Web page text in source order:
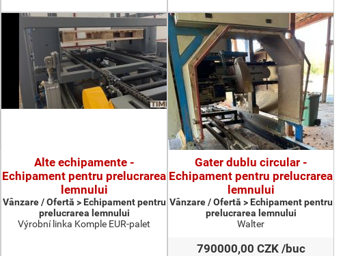
Alte echipamente -
Echipament pentru prelucrarea
lemnului
Vânzare / Ofertă > Echipament pentru
prelucrarea lemnului
Výrobní linka Komple EUR-palet
Gater dublu circular -
Echipament pentru prelucrarea
lemnului
Vânzare / Ofertă > Echipament pentru
prelucrarea lemnului
Walter
790000,00 CZK /buc